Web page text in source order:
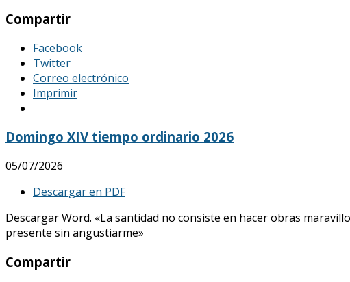
Compartir
Facebook
Twitter
Correo electrónico
Imprimir
Domingo XIV tiempo ordinario 2026
05/07/2026
Descargar en PDF
Descargar Word. «La santidad no consiste en hacer obras
presente sin angustiarme»
Compartir